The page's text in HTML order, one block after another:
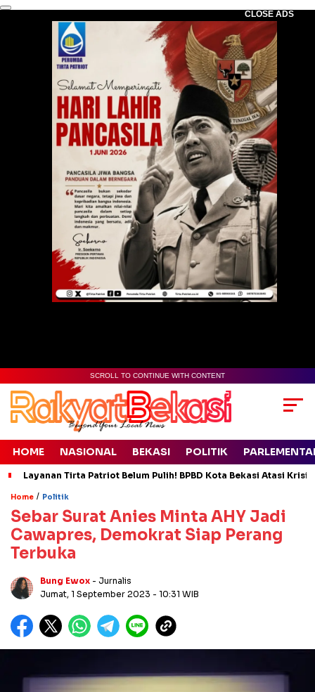
CLOSE ADS
SCROLL TO CONTINUE WITH CONTENT
HOME NASIONAL BEKASI POLITIK
Layanan Tirta Patriot Belum Pulih! BPBD Kota Bekasi Atasi
Home / Politik
Sebar Surat Anies Minta AHY Jadi
Cawapres, Demokrat Siap Perang
Terbuka
Bung Ewox - Jurnalis
Jumat, 1 September 2023 - 10:31 WIB